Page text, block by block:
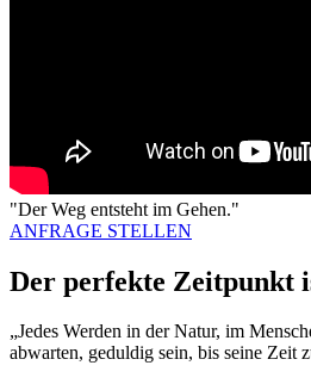
"Der Weg entsteht im Gehen."
ANFRAGE STELLEN
Der perfekte Zeitpunkt
„Jedes Werden in der Natur, im
abwarten, geduldig sein, bis seine Zeit